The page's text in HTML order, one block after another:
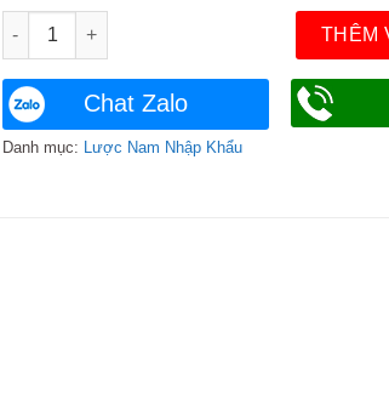
Lược chải tóc Kent Brushes Pocket Comb –
THÊM
Chat Zalo
Danh mục: Lược Nam Nhập Khẩu